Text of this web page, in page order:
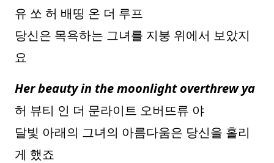
유 쏘 허 배띵 온 더 루프
당신은 목욕하는 그녀를 지붕 위에서 보았지
요
Her beauty in the moonlight overthrew ya
허 뷰티 인 더 문라이트 오버뜨류 야
달빛 아래의 그녀의 아름다움은 당신을 홀리
게 했죠